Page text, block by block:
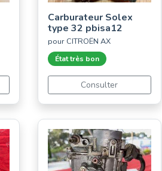
Carburateur Solex
type 32 pbisa12
pour CITROËN AX
État très bon
Consulter